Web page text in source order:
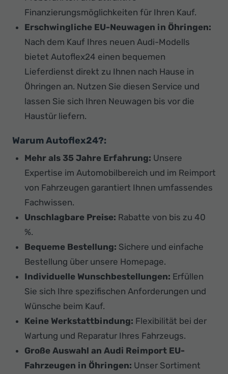
Finanzierungsmöglichkeiten für Ihren Kauf.
Erschwingliche EU-Neuwagen in Öhringen:
Nach dem Kauf Ihres neuen Audi-Modells
bietet Autoflex24 einen bequemen
Lieferdienst direkt zu Ihnen nach Hause in
Öhringen an. Nutzen Sie diesen Service und
lassen Sie sich Ihren Neuwagen bis vor die
Haustür liefern.
Warum Autoflex24?:
Mehr als 35 Jahre Erfahrung: Unsere
Expertise im Automobilbereich und im Reimport
von Fahrzeugen garantiert Ihnen umfassendes
Fachwissen.
Unschlagbare Preise: Rabatte von bis zu 40
%.
Bequeme Bestellung: Sichere und einfache
Bestellung über unsere Homepage.
Individuelle Wunschbestellungen: Erfüllen
Sie sich Ihre spezifischen Anforderungen und
Wünsche beim Kauf.
Keine Werkstattbindung: Flexibilität bei der
Wartung und Reparatur Ihres Fahrzeugs.
Große Auswahl an Audi Reimport EU-
Fahrzeugen in Öhringen: Unser Sortiment